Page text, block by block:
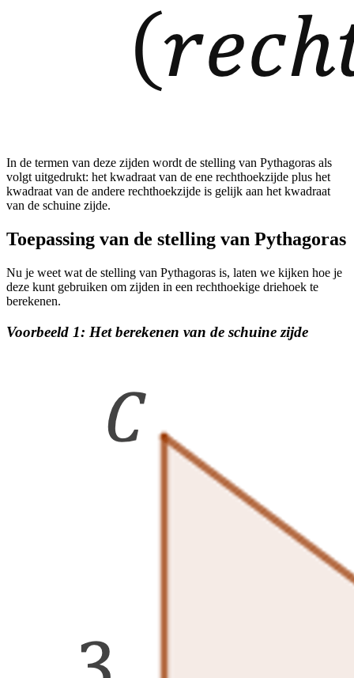
In de termen van deze zijden wordt de stelling van Pythagoras als
volgt uitgedrukt: het kwadraat van de ene rechthoekzijde plus het
kwadraat van de andere rechthoekzijde is gelijk aan het kwadraat
van de schuine zijde.
Toepassing van de stelling van Pythagoras
Nu je weet wat de stelling van Pythagoras is, laten we kijken hoe je
deze kunt gebruiken om zijden in een rechthoekige driehoek te
berekenen.
Voorbeeld 1: Het berekenen van de schuine zijde